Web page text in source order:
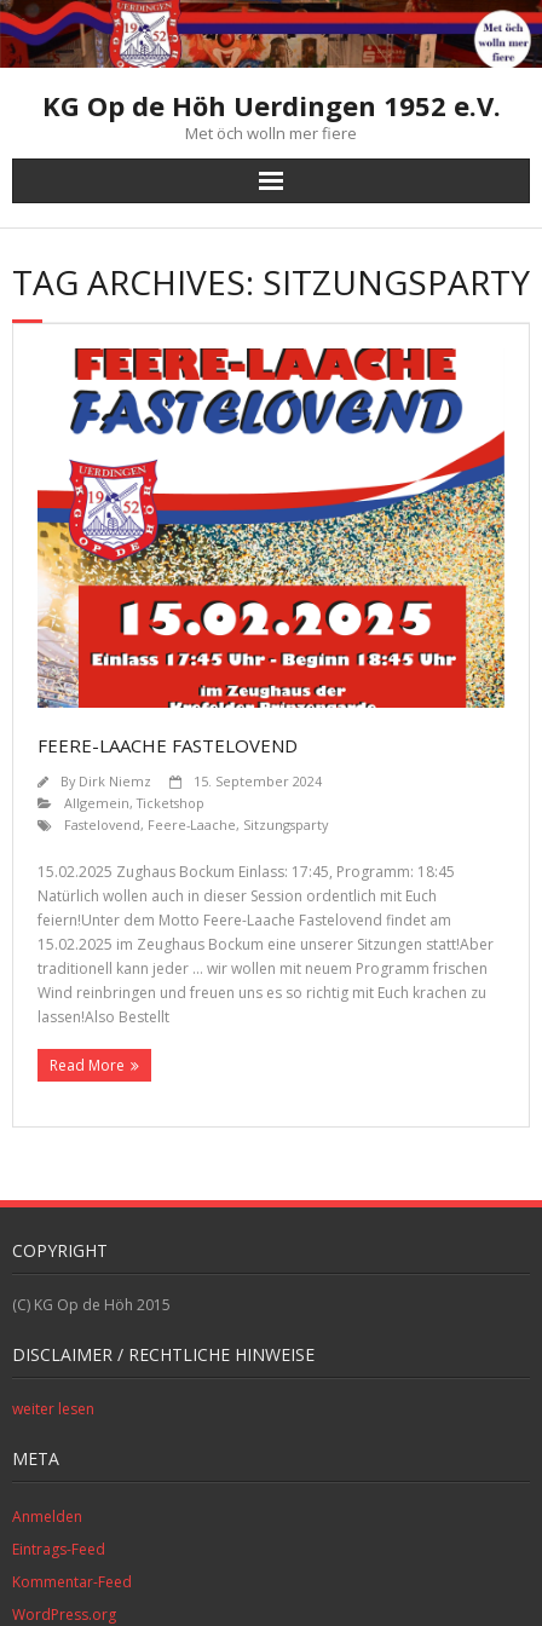
Skip
to
content
KG Op de Höh Uerdingen 1952 e.V.
Met öch wolln mer fiere
TAG ARCHIVES: SITZUNGSPARTY
FEERE-LAACHE FASTELOVEND
By Dirk Niemz
15. September 2024
Allgemein,Ticketshop
Fastelovend, Feere-Laache, Sitzungsparty
15.02.2025 Zughaus Bockum Einlass: 17:45, Programm: 18:45
Natürlich wollen auch in dieser Session ordentlich mit Euch
feiern!Unter dem Motto Feere-Laache Fastelovend findet am
15.02.2025 im Zeughaus Bockum eine unserer Sitzungen statt!Aber
traditionell kann jeder … wir wollen mit neuem Programm frischen
Wind reinbringen und freuen uns es so richtig mit Euch krachen zu
lassen!Also Bestellt
Read More
COPYRIGHT
(C) KG Op de Höh 2015
DISCLAIMER / RECHTLICHE HINWEISE
weiter lesen
META
Anmelden
Eintrags-Feed
Kommentar-Feed
WordPress.org